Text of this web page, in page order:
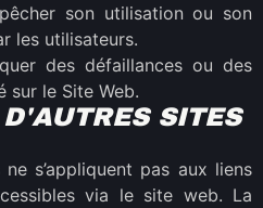
son utilisation ou son
les utilisateurs.
des défaillances ou des
sur le Site Web.
SITES
s’appliquent pas aux liens
via le site web. La